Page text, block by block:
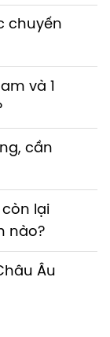
chuyến
và 1
cần
lại
nào?
Âu